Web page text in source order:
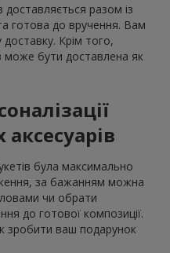
доставляється разом із
готова до вручення. Вам
Крім того,
може бути доставлена як
була максимально
за бажанням можна
чи обрати
до готової композиції.
зробити ваш подарунок